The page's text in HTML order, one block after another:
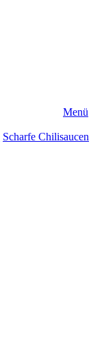
Menü
Scharfe Chilisaucen